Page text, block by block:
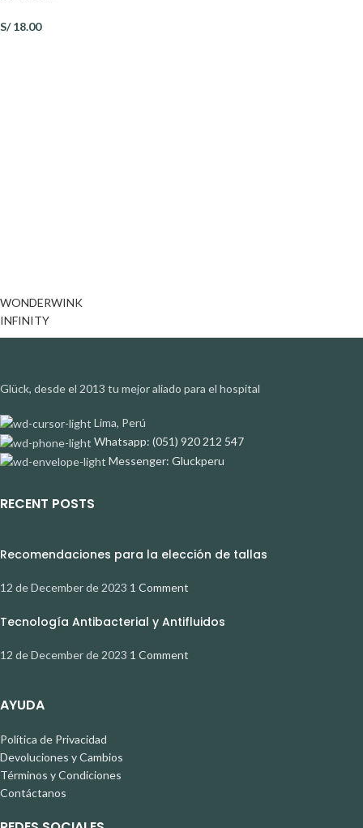
S/18.00
WONDERWINK
INFINITY
Glück, desde el 2013 tu mejor aliado para el hospital
Lima, Perú
Whatsapp: (051) 920 212 547
Messenger: Gluckperu
RECENT POSTS
Recomendaciones para la elección de tallas
12 de December de 2023 1 Comment
Tecnología Antibacterial y Antifluidos
12 de December de 2023 1 Comment
AYUDA
Política de Privacidad
Devoluciones y Cambios
Términos y Condiciones
Contáctanos